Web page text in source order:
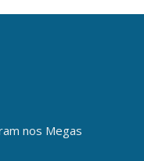
nos Megas